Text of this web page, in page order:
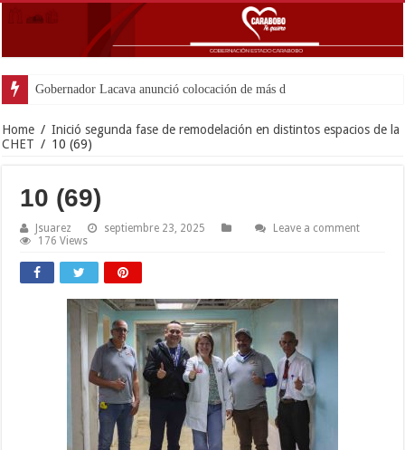
Gobernador Lacava anunció colocación de más de mil 500 tonela
Home / Inició segunda fase de remodelación en distintos espacios de la
CHET / 10 (69)
10 (69)
Jsuarez septiembre 23, 2025
Leave a comment
176 Views